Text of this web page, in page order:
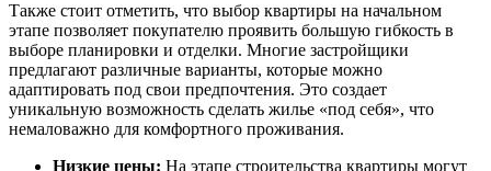
Также стоит отметить, что выбор квартиры на начальном
этапе позволяет покупателю проявить большую гибкость в
выборе планировки и отделки. Многие застройщики
предлагают различные варианты, которые можно
адаптировать под свои предпочтения. Это создает
уникальную возможность сделать жилье «под себя», что
немаловажно для комфортного проживания.
Низкие цены: На этапе строительства квартиры могут